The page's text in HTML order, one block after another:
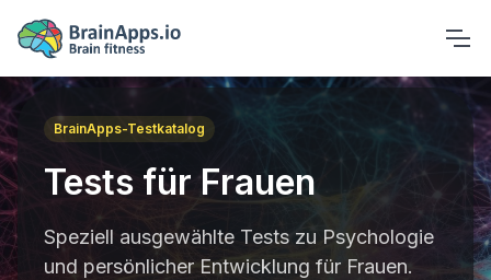
BrainApps-Testkatalog
Tests für Frauen
Speziell ausgewählte Tests zu Psychologie
und persönlicher Entwicklung für Frauen.